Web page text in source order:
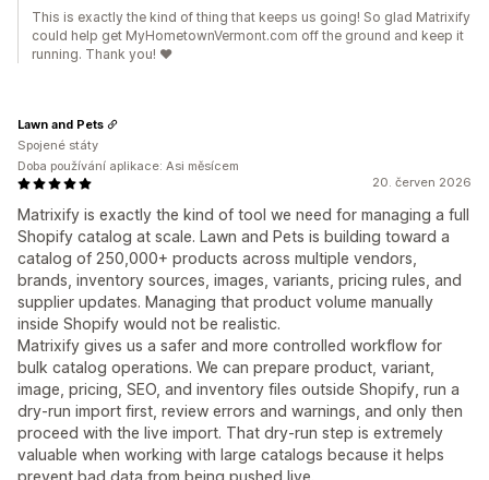
This is exactly the kind of thing that keeps us going! So glad Matrixify
could help get MyHometownVermont.com off the ground and keep it
running. Thank you! ❤️
20. červen 2026
Matrixify is exactly the kind of tool we need for managing a full
Shopify catalog at scale. Lawn and Pets is building toward a
catalog of 250,000+ products across multiple vendors,
brands, inventory sources, images, variants, pricing rules, and
supplier updates. Managing that product volume manually
inside Shopify would not be realistic.
Matrixify gives us a safer and more controlled workflow for
bulk catalog operations. We can prepare product, variant,
image, pricing, SEO, and inventory files outside Shopify, run a
dry-run import first, review errors and warnings, and only then
proceed with the live import. That dry-run step is extremely
valuable when working with large catalogs because it helps
Lawn and Pets
Spojené státy
Doba používání aplikace: Asi měsícem